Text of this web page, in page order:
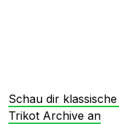
Schau dir
Trikot Archive an